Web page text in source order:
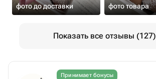
фото до доставки фото товара
Показать все отзывы (127)
Принимает бонусы